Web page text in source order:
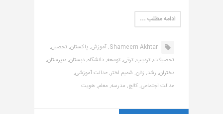
ادامه مطلب …
Shameem Akhtar, آموزش,پاکستان,تحصیل,
تحصیلات,تردیپ,ترقی,توسعه,دانشگاه,دبستان,دبیرستان,
دختران, رشد, زنان, شمیم اختر,عدالت آموزشی,
عدالت اجتماعی,کالج, مدرسه, معلم, هویت